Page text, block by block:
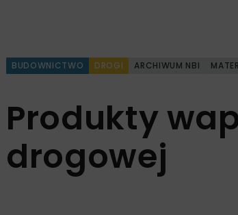
BUDOWNICTWO DROGI ARCHIWUM NBI
Produkty
drogowej